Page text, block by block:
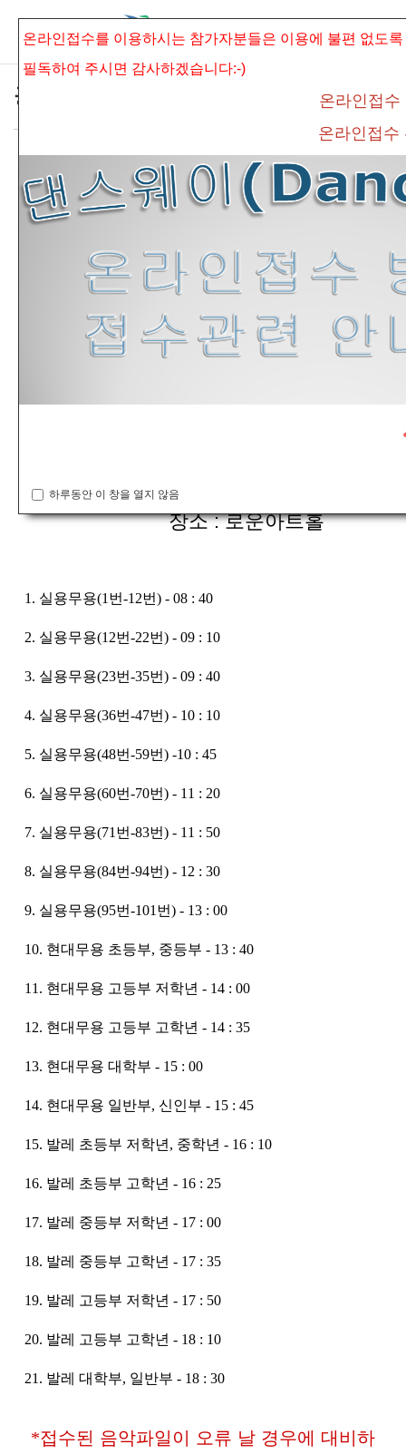
공지사항
* 제16회 보훈전국무용경연대회 실용.외국무
용 대기시간 안내 *
connet 조회 수532 추천 수 0 댓글0
16회 보훈전국무용경연대
회 실용.외국무용 대기시간 안
장소 : 로운아트홀
1. 실용무용(1번-12번) - 08 : 40
2. 실용무용(12번-22번) - 09 : 10
3. 실용무용(23번-35번) - 09 : 40
4. 실용무용(36번-47번) - 10 : 10
5. 실용무용(48번-59번) -10 : 45
6. 실용무용(60번-70번) - 11 : 20
7. 실용무용(71번-83번) - 11 : 50
8. 실용무용(84번-94번) - 12 : 30
9. 실용무용(95번-101번) - 13 : 00
10. 현대무용 초등부, 중등부 - 13 : 40
11. 현대무용 고등부 저학년 - 14 : 00
12. 현대무용 고등부 고학년 - 14 : 35
13. 현대무용 대학부 - 15 : 00
14. 현대무용 일반부, 신인부 - 15 : 45
15. 발레 초등부 저학년, 중학년 - 16 : 10
16. 발레 초등부 고학년 - 16 : 25
17. 발레 중등부 저학년 - 17 : 00
18. 발레 중등부 고학년 - 17 : 35
19. 발레 고등부 저학년 - 17 : 50
20. 발레 고등부 고학년 - 18 : 10
21. 발레 대학부, 일반부 - 18 : 30
*접수된 음악파일이 오류 날 경우에 대비하
온라인접수를 이용하시는 참가자분들은 이용에 불편 없도록
필독하여 주시면 감사하겠습니다:-)
온라인접수
온라인접
하루동안 이 창을 열지 않음
Sketchbook5, 스케치북5
Sketchbook5, 스케치북5